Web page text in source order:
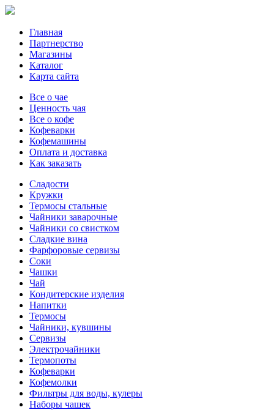
Главная
Партнерство
Магазины
Каталог
Карта сайта
Все о чае
Ценность чая
Все о кофе
Кофеварки
Кофемашины
Оплата и доставка
Как заказать
Сладости
Кружки
Термосы стальные
Чайники заварочные
Чайники со свистком
Сладкие вина
Фарфоровые сервизы
Соки
Чашки
Чай
Кондитерские изделия
Напитки
Термосы
Чайники, кувшины
Сервизы
Электрочайники
Термопоты
Кофеварки
Кофемолки
Фильтры для воды, кулеры
Наборы чашек